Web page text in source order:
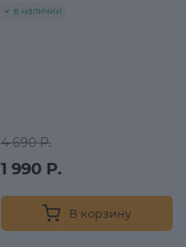
в наличии
4 690 Р.
1 990 Р.
В корзину